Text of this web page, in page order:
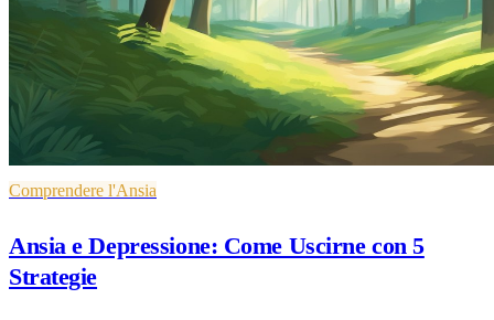
Comprendere l'Ansia
Ansia e Depressione: Come Uscirne con 5
Strategie